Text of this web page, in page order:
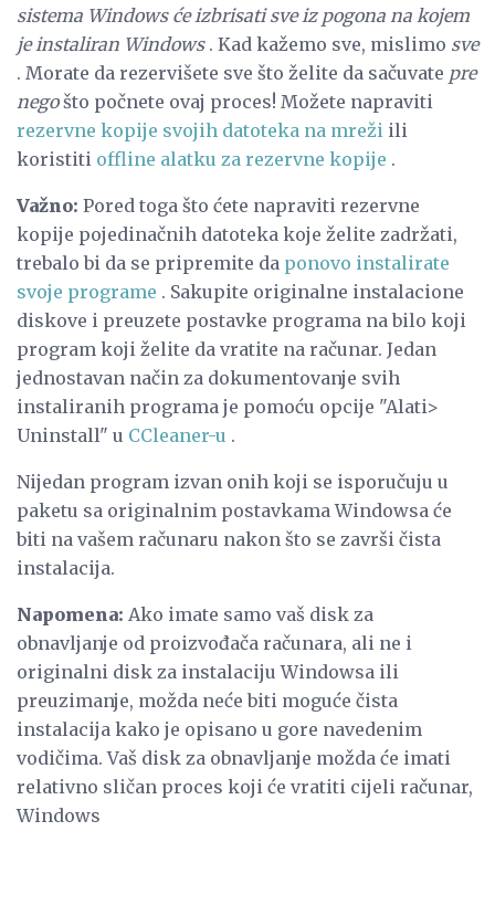
sistema Windows će izbrisati sve iz pogona na kojem
je instaliran Windows. Kad kažemo sve, mislimo sve
. Morate da rezervišete sve što želite da sačuvate pre
negošto počnete ovaj proces! Možete napraviti
rezervne kopije svojih datoteka na mreži ili
koristiti offline alatku za rezervne kopije .
Važno: Pored toga što ćete napraviti rezervne
kopije pojedinačnih datoteka koje želite zadržati,
trebalo bi da se pripremite da ponovo instalirate
svoje programe . Sakupite originalne instalacione
diskove i preuzete postavke programa na bilo koji
program koji želite da vratite na računar. Jedan
jednostavan način za dokumentovanje svih
instaliranih programa je pomoću opcije "Alati>
Uninstall" u CCleaner-u .
Nijedan program izvan onih koji se isporučuju u
paketu sa originalnim postavkama Windowsa će
biti na vašem računaru nakon što se završi čista
instalacija.
Napomena: Ako imate samo vaš disk za
obnavljanje od proizvođača računara, ali ne i
originalni disk za instalaciju Windowsa ili
preuzimanje, možda neće biti moguće čista
instalacija kako je opisano u gore navedenim
vodičima. Vaš disk za obnavljanje možda će imati
relativno sličan proces koji će vratiti cijeli računar,
Windows